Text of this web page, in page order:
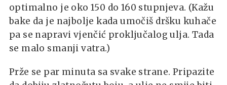
optimalno je oko 150 do 160 stupnjeva. (Kažu
bake da je najbolje kada umočiš dršku kuhače
pa se napravi vjenčić proključalog ulja. Tada
se malo smanji vatra.)
Prže se par minuta sa svake strane. Pripazite